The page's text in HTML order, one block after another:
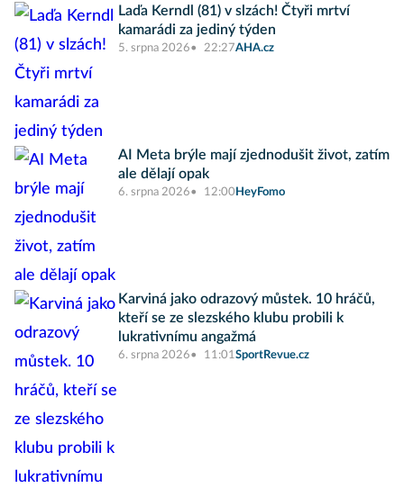
Laďa Kerndl (81) v slzách! Čtyři mrtví
kamarádi za jediný týden
5. srpna 2026 22:27AHA.cz
AI Meta brýle mají zjednodušit život, zatím
ale dělají opak
6. srpna 2026 12:00 HeyFomo
Karviná jako odrazový můstek. 10 hráčů,
kteří se ze slezského klubu probili k
lukrativnímu angažmá
6. srpna 2026 11:01SportRevue.cz